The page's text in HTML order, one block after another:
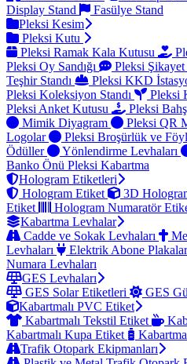
Display Stand
Fasülye Stand
Pleksi Kesim
Pleksi Kutu
Pleksi Ramak Kala Kutusu
Pleksi Oy Sandığı
Pleksi
Teşhir Standı
Pleksi KKD
Pleksi Koleksiyon Standı
Pleksi
Pleksi Anket Kutusu
Pleksi
Mimik Diyagram
Pleksi QR
Logolar
Pleksi Broşürlük ve
Ödüller
Yönlendirme Levhaları
Banko Önü Pleksi Kabartma
Hologram Etiketleri
Hologram Etiket
3D
Etiket
Hologram Numaratör
Kabartma Levhalar
Cadde ve Sokak Levhaları
Levhaları
Elektrik Abone
Numara Levhaları
GES Levhaları
GES Solar Etiketleri
GES
Kabartmalı PVC Etiket
Kabartmalı Tekstil Etiket
Kabartmalı Kupa Etiket
Trafik Otopark Ekipmanları